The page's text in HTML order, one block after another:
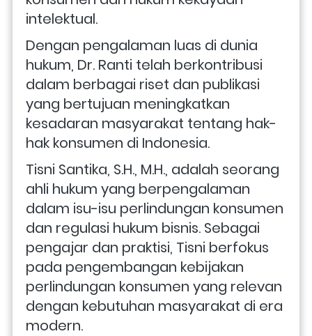
intelektual.
Dengan pengalaman luas di dunia
hukum, Dr. Ranti telah berkontribusi
dalam berbagai riset dan publikasi
yang bertujuan meningkatkan
kesadaran masyarakat tentang hak-
hak konsumen di Indonesia.
Tisni Santika, S.H., M.H., adalah seorang
ahli hukum yang berpengalaman
dalam isu-isu perlindungan konsumen
dan regulasi hukum bisnis. Sebagai
pengajar dan praktisi, Tisni berfokus
pada pengembangan kebijakan
perlindungan konsumen yang relevan
dengan kebutuhan masyarakat di era
modern.